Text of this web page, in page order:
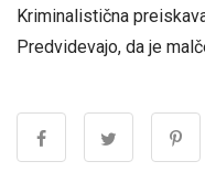
Kriminalistična
Predvidevajo, da je